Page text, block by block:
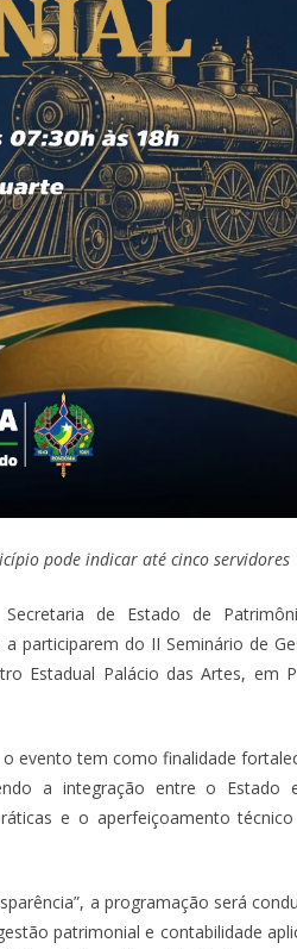
pode indicar até cinco servidores
de Estado de
a participarem do II Seminário de
Estadual Palácio das Artes, em
evento tem como finalidade
a integração entre o Estado
e o aperfeiçoamento
a programação será
patrimonial e contabilidade